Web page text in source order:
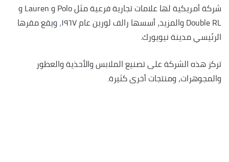
شركة أمريكية لها علامات تجارية فرعية مثل Polo و Lauren و
Double RL والمزيد، أسسها رالف لورين عام ١٩٦٧
، ويقع مقرها
الرئيسي مدينة نيويورك.
تركز هذه الشركة على تصنيع الملابس والأحذية والعطور
والمجوهرات، ومنتجات أخرى كثيرة.